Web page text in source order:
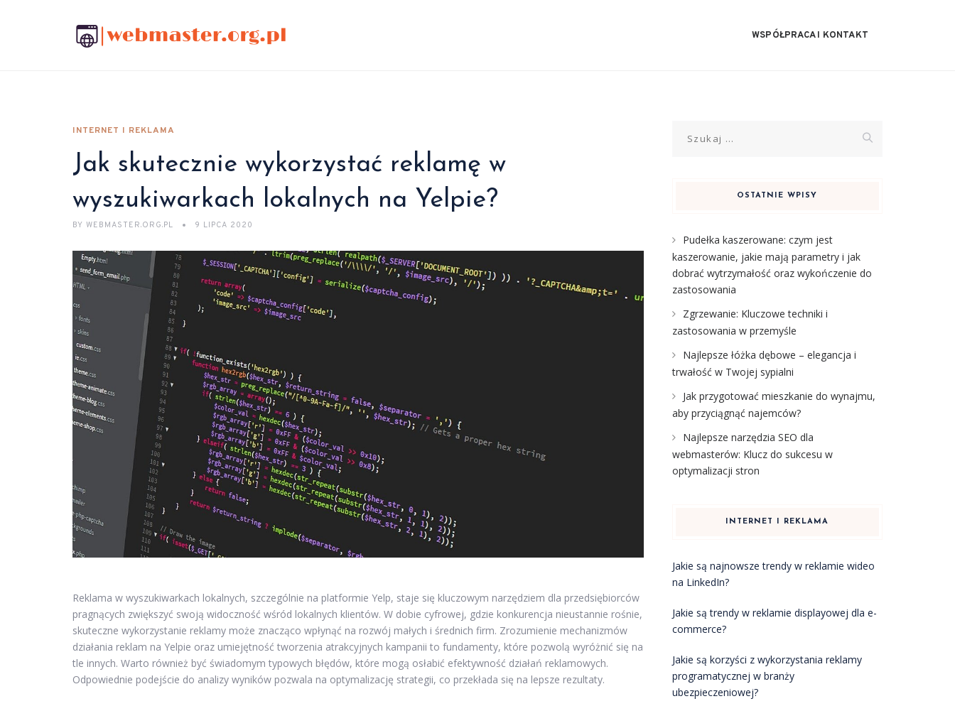
WSPÓŁPRACA I KONTAKT
INTERNET I REKLAMA
Jak skutecznie wykorzystać reklamę w
wyszukiwarkach lokalnych na Yelpie?
BY WEBMASTER.ORG.PL 9 LIPCA 2020
Reklama w wyszukiwarkach lokalnych, szczególnie na platformie Yelp, staje się kluczowym narzędziem dla przedsiębiorców
pragnących zwiększyć swoją widoczność wśród lokalnych klientów. W dobie cyfrowej, gdzie konkurencja nieustannie rośnie,
skuteczne wykorzystanie reklamy może znacząco wpłynąć na rozwój małych i średnich firm. Zrozumienie mechanizmów
działania reklam na Yelpie oraz umiejętność tworzenia atrakcyjnych kampanii to fundamenty, które pozwolą wyróżnić się na
tle innych. Warto również być świadomym typowych błędów, które mogą osłabić efektywność działań reklamowych.
Odpowiednie podejście do analizy wyników pozwala na optymalizację strategii, co przekłada się na lepsze rezultaty.
OSTATNIE WPISY
Pudełka kaszerowane: czym jest
kaszerowanie, jakie mają parametry i jak
dobrać wytrzymałość oraz wykończenie do
zastosowania
Zgrzewanie: Kluczowe techniki i
zastosowania w przemyśle
Najlepsze łóżka dębowe – elegancja i
trwałość w Twojej sypialni
Jak przygotować mieszkanie do wynajmu,
aby przyciągnąć najemców?
Najlepsze narzędzia SEO dla
webmasterów: Klucz do sukcesu w
optymalizacji stron
INTERNET I REKLAMA
Jakie są najnowsze trendy w reklamie wideo
na LinkedIn?
Jakie są trendy w reklamie displayowej dla e-
commerce?
Jakie są korzyści z wykorzystania reklamy
programatycznej w branży
ubezpieczeniowej?